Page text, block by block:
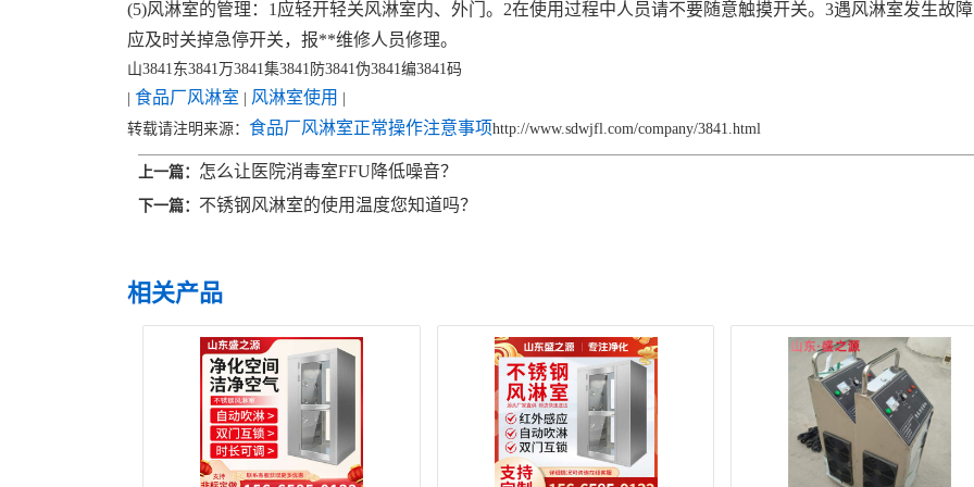
(5)风淋室的管理：1应轻开轻关风淋室内、外门。2在使用过程中人员请不要随意触摸开关。3遇风淋室发生故
应及时关掉急停开关，报**维修人员修理。
山3841东3841万3841集3841防3841伪3841编3841码
食品厂风淋室 风淋室使用
转载请注明来源： 食品厂风淋室正常操作注意事项http://www.sdwjfl.com/company/3841.html
上一篇： 怎么让医院消毒室FFU降低噪音？
下一篇： 不锈钢风淋室的使用温度您知道吗？
相关产品